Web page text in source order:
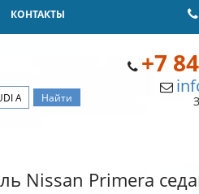
КОНТАКТЫ
+7
Nissan Primera